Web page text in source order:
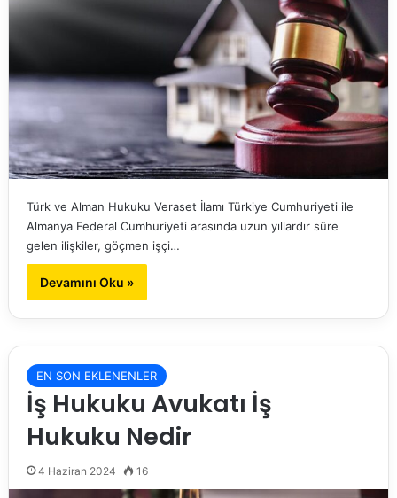
Türk ve Alman Hukuku Veraset İlamı Türkiye Cumhuriyeti ile
Almanya Federal Cumhuriyeti arasında uzun yıllardır süre
gelen ilişkiler, göçmen işçi…
Devamını Oku »
EN SON EKLENENLER
İş Hukuku Avukatı İş
Hukuku Nedir
4 Haziran 2024 16